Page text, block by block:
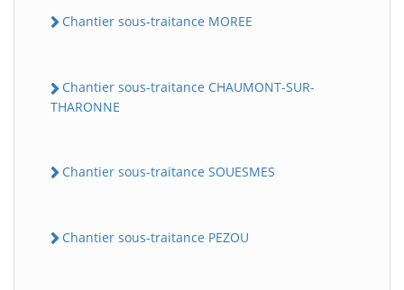
Chantier sous-traitance MOREE
Chantier sous-traitance CHAUMONT-SUR-
THARONNE
Chantier sous-traitance SOUESMES
Chantier sous-traitance PEZOU